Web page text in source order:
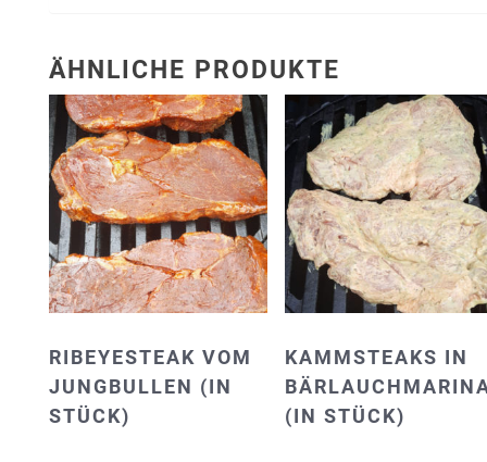
ÄHNLICHE PRODUKTE
RIBEYESTEAK VOM
JUNGBULLEN (IN
STÜCK)
KAMMSTEAKS IN
(IN STÜCK)